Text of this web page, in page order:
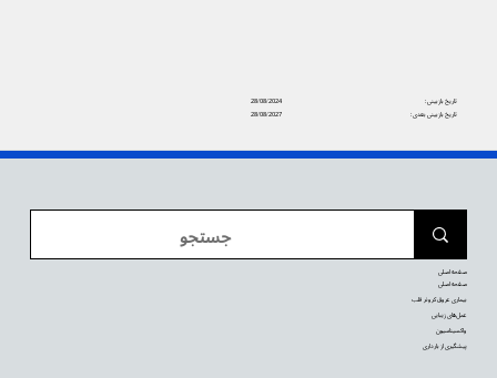
28/08/2024
تاریخ بازبینی:
28/08/2027
تاریخ بازبینی بعدی:
صفحه اصلی
صفحه اصلی
بیماری عروق کرونر قلب
عمل‌های زیبایی
واکسیناسیون
پیشگیری از بارداری